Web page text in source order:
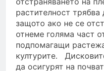
растителност
защото ако не се
отнеме голяма част
подпомагащи
културите.
да осигурят на